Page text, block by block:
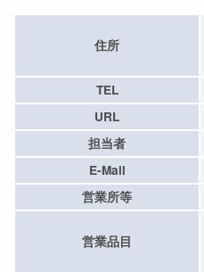
住所
TEL
URL
担当者
E-Mail
営業所等
営業品目